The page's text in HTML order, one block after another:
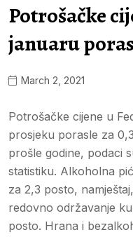
Potrošačke
januaru
March 2, 2021
Potrošačke cijene u
prosjeku porasle za
prošle godine, podaci
statistiku. Alkoholna
za 2,3 posto,
redovno održavanje
posto. Hrana i